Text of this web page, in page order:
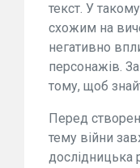
текст. У
схожим на
негативно
персонажів.
тому, щоб
Перед
тему війни
дослідницька